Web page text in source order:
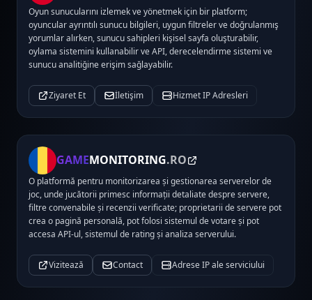
Oyun sunucularını izlemek ve yönetmek için bir platform;
oyuncular ayrıntılı sunucu bilgileri, uygun filtreler ve doğrulanmış
yorumlar alırken, sunucu sahipleri kişisel sayfa oluşturabilir,
oylama sistemini kullanabilir ve API, derecelendirme sistemi ve
sunucu analitiğine erişim sağlayabilir.
Ziyaret Et İletişim Hizmet IP Adresleri
GAMEMONITORING.RO
O platformă pentru monitorizarea și gestionarea serverelor de
joc, unde jucătorii primesc informații detaliate despre servere,
filtre convenabile și recenzii verificate; proprietarii de servere pot
crea o pagină personală, pot folosi sistemul de votare și pot
accesa API-ul, sistemul de rating și analiza serverului.
Vizitează Contact Adrese IP ale serviciului